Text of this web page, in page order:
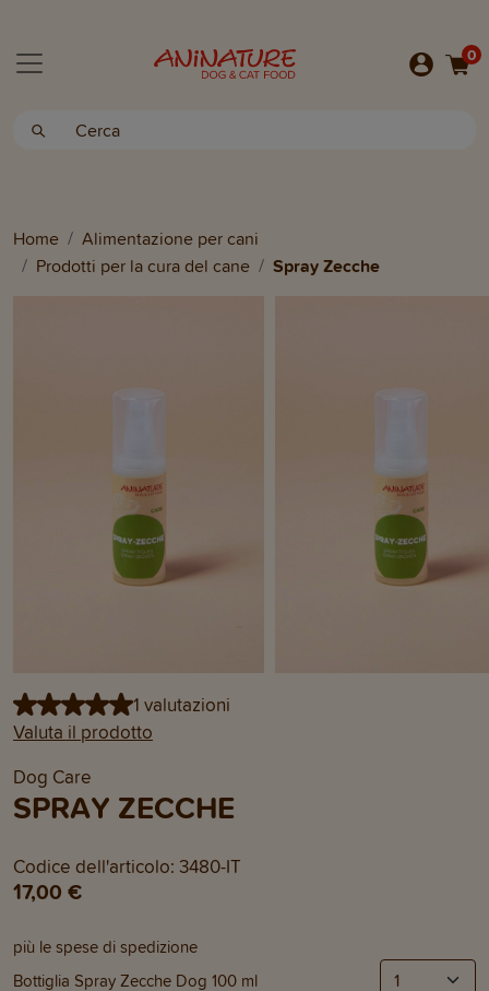
0
Home
Alimentazione per cani
Prodotti per la cura del cane
Spray Zecche
1 valutazioni
Valuta il prodotto
Dog Care
SPRAY ZECCHE
Codice dell'articolo: 3480-IT
17,00 €
più le spese di spedizione
Bottiglia Spray Zecche Dog 100 ml